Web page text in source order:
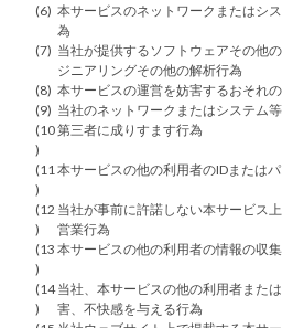
(6) 本サービスのネットワークまたはシ
為
(7) 当社が提供するソフトウェアその他
ジニアリングその他の解析行為
(8) 本サービスの運営を妨害するおそれ
(9) 当社のネットワークまたはシステム
(10
)
第三者に成りすます行為
(11
)
本サービスの他の利用者のIDまたは
(12
)
当社が事前に許諾しない本サービス
営業行為
(13
)
本サービスの他の利用者の情報の収集
(14
)
当社、本サービスの他の利用者また
害、不快感を与える行為